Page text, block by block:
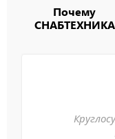
Почему
СНАБТЕХНИКА